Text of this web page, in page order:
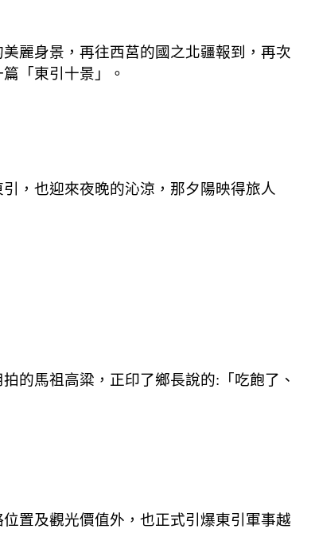
麗身景，再往西莒的國之北疆報到，再次
「東引十景」。
，也迎來夜晚的沁涼，那夕陽映得旅人
的馬祖高粱，正印了鄉長說的:「吃飽了、
置及觀光價值外，也正式引爆東引軍事越